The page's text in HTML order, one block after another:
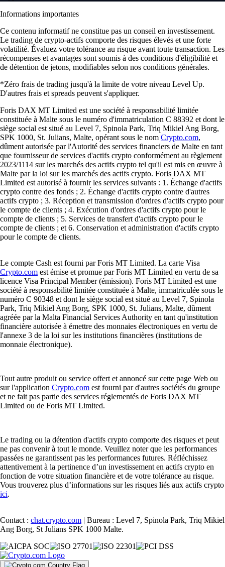
Informations importantes
Ce contenu informatif ne constitue pas un conseil en investissement.
Le trading de crypto-actifs comporte des risques élevés et une forte
volatilité. Évaluez votre tolérance au risque avant toute transaction. Les
récompenses et avantages sont soumis à des conditions d'éligibilité et
de détention de jetons, modifiables selon nos conditions générales.
*Zéro frais de trading jusqu'à la limite de votre niveau Level Up.
D'autres frais et spreads peuvent s'appliquer.
Foris DAX MT Limited est une société à responsabilité limitée
constituée à Malte sous le numéro d'immatriculation C 88392 et dont le
siège social est situé au Level 7, Spinola Park, Triq Mikiel Ang Borg,
SPK 1000, St. Julians, Malte, opérant sous le nom Crypto.com,
dûment autorisée par l'Autorité des services financiers de Malte en tant
que fournisseur de services d'actifs crypto conformément au règlement
2023/1114 sur les marchés des actifs crypto tel qu'il est mis en œuvre à
Malte par la loi sur les marchés des actifs crypto. Foris DAX MT
Limited est autorisé à fournir les services suivants : 1. Échange d'actifs
crypto contre des fonds ; 2. Échange d'actifs crypto contre d'autres
actifs crypto ; 3. Réception et transmission d'ordres d'actifs crypto pour
le compte de clients ; 4. Exécution d'ordres d'actifs crypto pour le
compte de clients ; 5. Services de transfert d'actifs crypto pour le
compte de clients ; et 6. Conservation et administration d'actifs crypto
pour le compte de clients.
Le compte Cash est fourni par Foris MT Limited. La carte Visa
Crypto.com est émise et promue par Foris MT Limited en vertu de sa
licence Visa Principal Member (émission). Foris MT Limited est une
société à responsabilité limitée constituée à Malte, immatriculée sous le
numéro C 90348 et dont le siège social est situé au Level 7, Spinola
Park, Triq Mikiel Ang Borg, SPK 1000, St. Julians, Malte, dûment
agréée par la Malta Financial Services Authority en tant qu'institution
financière autorisée à émettre des monnaies électroniques en vertu de
l'annexe 3 de la loi sur les institutions financières (institutions de
monnaie électronique).
Tout autre produit ou service offert et annoncé sur cette page Web ou
sur l'application Crypto.com est fourni par d'autres sociétés du groupe
et ne fait pas partie des services réglementés de Foris DAX MT
Limited ou de Foris MT Limited.
Le trading ou la détention d'actifs crypto comporte des risques et peut
ne pas convenir à tout le monde. Veuillez noter que les performances
passées ne garantissent pas les performances futures. Réfléchissez
attentivement à la pertinence d’un investissement en actifs crypto en
fonction de votre situation financière et de votre tolérance au risque.
Vous trouverez plus d’informations sur les risques liés aux actifs crypto
ici.
Contact : chat.crypto.com | Bureau : Level 7, Spinola Park, Triq Mikiel
Ang Borg, St Julians SPK 1000 Malte.